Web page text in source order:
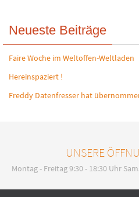
Neueste Beiträge
Faire Woche im Weltoffen-Weltladen
Hereinspaziert !
Freddy Datenfresser hat
UNSERE
Montag - Freitag 9:30 - 18:30 Uhr